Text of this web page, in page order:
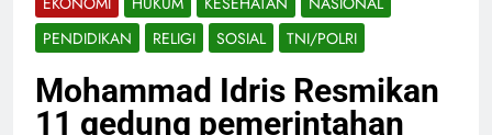
PENDIDIKAN
RELIGI SOSIAL TNI/POLRI
Mohammad Idris Resmikan
11 gedung pemerintahan